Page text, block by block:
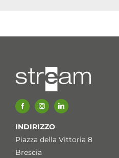
INDIRIZZO
Piazza della Vittoria 8
Brescia